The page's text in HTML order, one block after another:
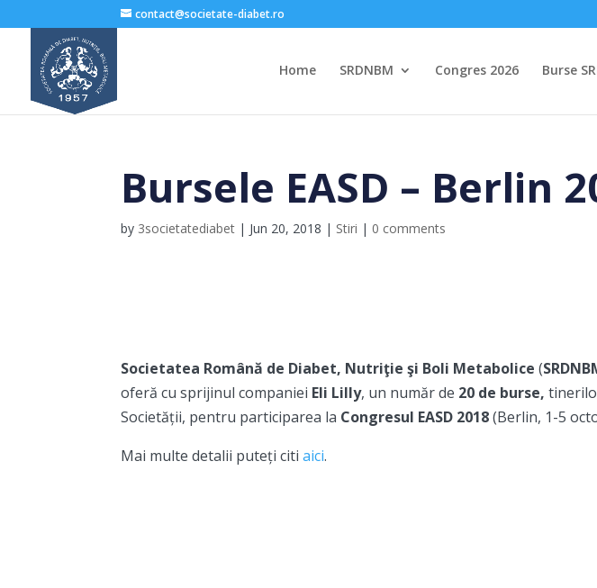
contact@societate-diabet.ro
Home SRDNBM Congres 2026 Burse
Bursele EASD – Berlin
by 3societatediabet | Jun 20, 2018 | Stiri | 0 comments
Societatea Română de Diabet, Nutriţie şi Boli Metabolice(
oferă cu sprijinul companiei Eli Lilly, un număr de 20 de burse,
Societății, pentru participarea la Congresul EASD 2018(Berlin, 1-5
Mai multe detalii puteți citiaici.